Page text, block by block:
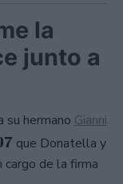
la
junto a
su hermano Gianni
que Donatella y
cargo de la firma